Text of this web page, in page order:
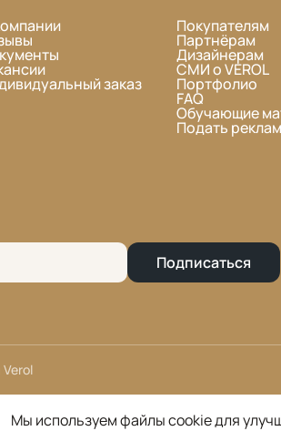
заказ
Покупателям
Партнёрам
Дизайнерам
СМИ о VEROL
Портфолио
FAQ
Обучающие
Подать
Подписаться
Мы используем файлы cookie для